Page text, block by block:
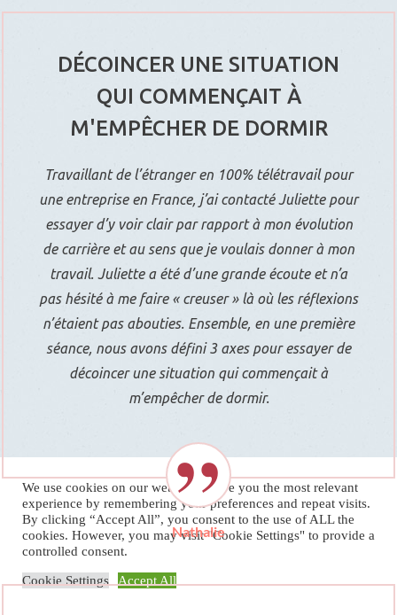
DÉCOINCER UNE SITUATION
QUI COMMENÇAIT À
M'EMPÊCHER DE DORMIR
Travaillant de l’étranger en 100% télétravail pour
une entreprise en France, j’ai contacté Juliette pour
essayer d’y voir clair par rapport à mon évolution
de carrière et au sens que je voulais donner à mon
travail. Juliette a été d’une grande écoute et n’a
pas hésité à me faire « creuser » là où les réflexions
n’étaient pas abouties. Ensemble, en une première
séance, nous avons défini 3 axes pour essayer de
décoincer une situation qui commençait à
m’empêcher de dormir.
Nathalie
We use cookies on our website to give you the most relevant
experience by remembering your preferences and repeat visits.
By clicking “Accept All”, you consent to the use of ALL the
cookies. However, you may visit "Cookie Settings" to provide a
controlled consent.
Cookie Settings Accept All